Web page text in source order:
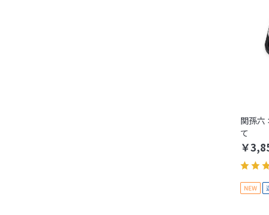
関孫六
て
￥